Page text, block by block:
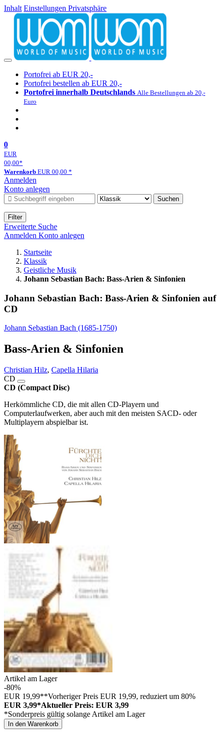
Inhalt Einstellungen Privatsphäre
Portofrei ab EUR 20,-
Portofrei bestellen ab EUR 20,-
Portofrei innerhalb Deutschlands Alle Bestellungen ab 20,-
Euro
0
EUR
00,00*
Warenkorb EUR 00,00 *
Anmelden
Konto anlegen
Suchen
Filter
Erweiterte Suche
Anmelden Konto anlegen
Startseite
Klassik
Geistliche Musik
Johann Sebastian Bach: Bass-Arien & Sinfonien
Johann Sebastian Bach: Bass-Arien & Sinfonien auf
CD
Johann Sebastian Bach (1685-1750)
Bass-Arien & Sinfonien
Christian Hilz, Capella Hilaria
CD
CD (Compact Disc)
Herkömmliche CD, die mit allen CD-Playern und
Computerlaufwerken, aber auch mit den meisten SACD- oder
Multiplayern abspielbar ist.
Artikel am Lager
-80%
EUR 19,99**Vorheriger Preis EUR 19,99, reduziert um 80%
EUR 3,99*Aktueller Preis: EUR 3,99
*Sonderpreis gültig solange Artikel am Lager
In den Warenkorb